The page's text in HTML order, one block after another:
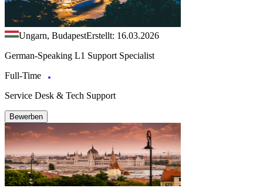
Ungarn, BudapestErstellt: 16.03.2026
German-Speaking L1 Support Specialist
Full-Time
Service Desk & Tech Support
Bewerben